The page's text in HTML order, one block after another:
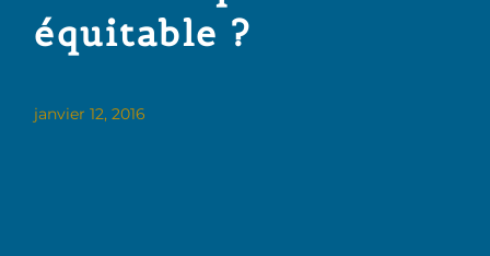
équitable ?
janvier 12, 2016